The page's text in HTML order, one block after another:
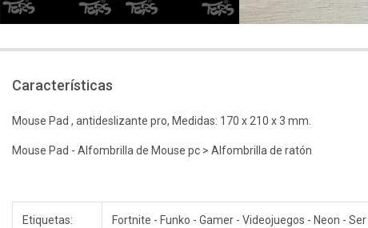
Características
Mouse Pad , antideslizante pro, Medidas: 170 x 210 x 3 mm.
Mouse Pad - Alfombrilla de Mouse pc > Alfombrilla de ratón
Etiquetas: Fortnite - Funko - Gamer - Videojuegos - Neon -